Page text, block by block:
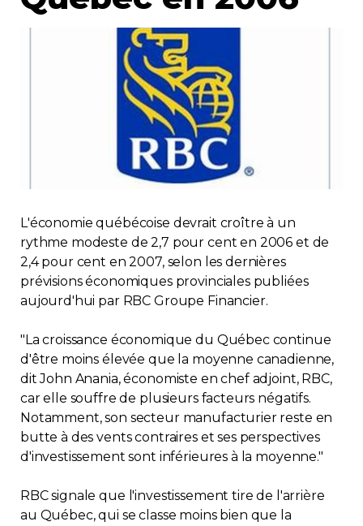
Mot de l'éditeur
Réglementation
Copropriété
Environnement
App APQ
Médias
Contact
L'économie québécoise devrait croître à un
rythme modeste de 2,7 pour cent en 2006 et de
2,4 pour cent en 2007, selon les dernières
prévisions économiques provinciales publiées
aujourd'hui par RBC Groupe Financier.
"La croissance économique du Québec continue
d'être moins élevée que la moyenne canadienne,
dit John Anania, économiste en chef adjoint, RBC,
car elle souffre de plusieurs facteurs négatifs.
Notamment, son secteur manufacturier reste en
butte à des vents contraires et ses perspectives
d'investissement sont inférieures à la moyenne."
RBC signale que l'investissement tire de l'arrière
au Québec, qui se classe moins bien que la